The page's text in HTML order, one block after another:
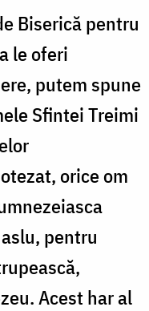
Biserică pentru
le oferi
putem spune
Sfintei Treimi
orice om
pentru
Acest har al